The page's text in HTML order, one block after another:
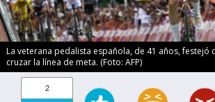
La veterana pedalista española, de 41 años, festejó
cruzar la línea de meta. (Foto: AFP)
2